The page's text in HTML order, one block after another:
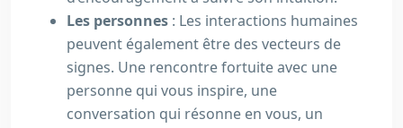
Les personnes : Les interactions humaines
peuvent également être des vecteurs de
signes. Une rencontre fortuite avec une
personne qui vous inspire, une
conversation qui résonne en vous, un